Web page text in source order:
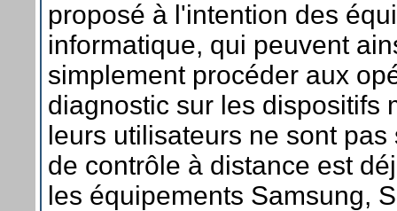
proposé à l'intention des
informatique, qui peuvent
simplement procéder aux
diagnostic sur les dispositifs
leurs utilisateurs ne sont
de contrôle à distance est
les équipements Samsung,